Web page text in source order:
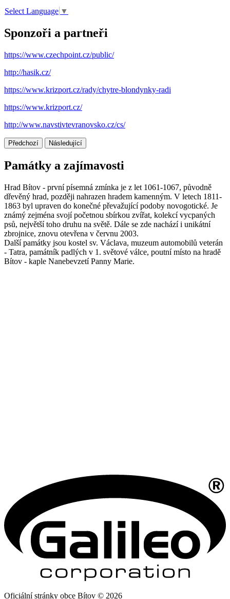
Select Language ▼
Sponzoři a partneři
https://www.czechpoint.cz/public/
http://hasik.cz/
https://www.krizport.cz/rady/chytre-blondynky-radi
https://www.krizport.cz/
http://www.navstivtevranovsko.cz/cs/
Předchozí Následující
Památky a zajímavosti
Hrad Bítov - první písemná zmínka je z let 1061-1067, původně
dřevěný hrad, později nahrazen hradem kamenným. V letech 1811-
1863 byl upraven do konečné převažující podoby novogotické. Je
známý zejména svojí početnou sbírkou zvířat, kolekcí vycpaných
psů, největší toho druhu na světě. Dále se zde nachází i unikátní
zbrojnice, znovu otevřena v červnu 2003.
Další památky jsou kostel sv. Václava, muzeum automobilů veterán
- Tatra, památník padlých v 1. světové válce, poutní místo na hradě
Bítov - kaple Nanebevzetí Panny Marie.
Oficiální stránky obce Bítov © 2026